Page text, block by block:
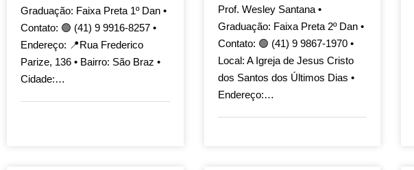
Graduação: Faixa Preta 1º Dan •
Contato: 🟢 (41) 9 9916-8257 •
Endereço: 📍Rua Frederico
Parize, 136 • Bairro: São Braz •
Cidade:…
Prof. Wesley Santana •
Graduação: Faixa Preta 2º Dan •
Contato: 🟢 (41) 9 9867-1970 •
Local: A Igreja de Jesus Cristo
dos Santos dos Últimos Dias •
Endereço:…